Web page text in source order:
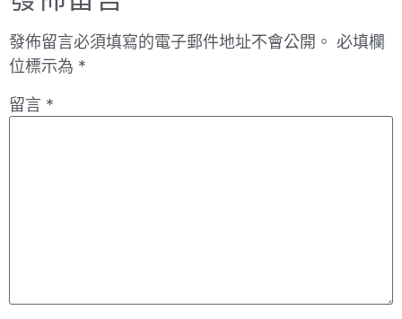
發佈留言必須填寫的電子郵件地址不會公開。 必填欄
位標示為 *
留言 *